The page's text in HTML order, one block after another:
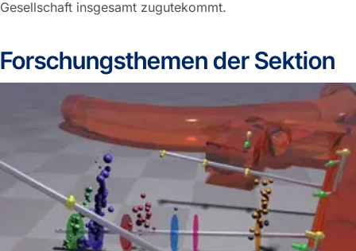
Gesellschaft insgesamt zugutekommt.
Forschungsthemen der Sektion